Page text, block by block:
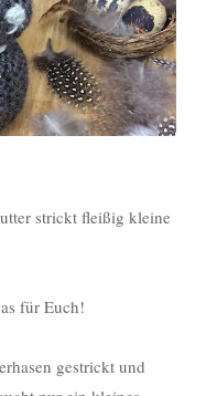
strickt fleißig kleine
für Euch!
gestrickt und